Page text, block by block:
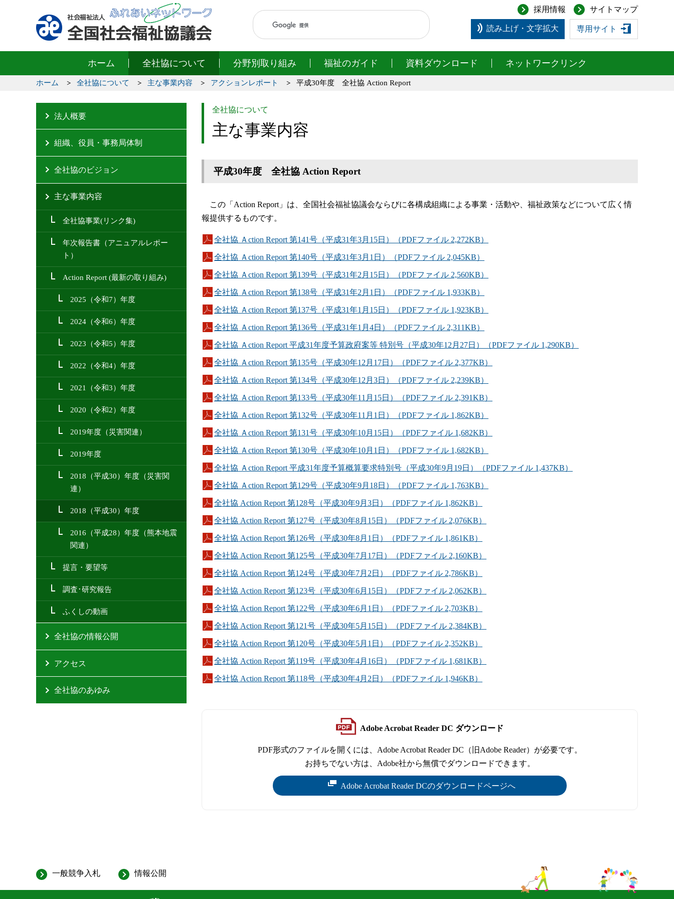
採用情報 サイトマップ
読み上げ・文字拡大 専用サイト
ホーム 全社協について 分野別取り組み 福祉のガイド 資料ダウンロード ネットワークリンク
ホーム 全社協について 主な事業内容 アクションレポート 平成30年度 全社協 Action Report
全社協について
主な事業内容
平成30年度 全社協 Action Report
この「Action Report」は、全国社会福祉協議会ならびに各構成組織による事業・活動や、福祉政策などについて広く情
報提供するものです。
全社協 Ａction Report 第141号（平成31年3月15日）（PDFファイル 2,272KB）
全社協 Ａction Report 第140号（平成31年3月1日）（PDFファイル 2,045KB）
全社協 Ａction Report 第139号（平成31年2月15日）（PDFファイル 2,560KB）
全社協 Ａction Report 第138号（平成31年2月1日）（PDFファイル 1,933KB）
全社協 Ａction Report 第137号（平成31年1月15日）（PDFファイル 1,923KB）
全社協 Ａction Report 第136号（平成31年1月4日）（PDFファイル 2,311KB）
全社協 Ａction Report 平成31年度予算政府案等 特別号（平成30年12月27日）（PDFファイル 1,290KB）
全社協 Ａction Report 第135号（平成30年12月17日）（PDFファイル 2,377KB）
全社協 Ａction Report 第134号（平成30年12月3日）（PDFファイル 2,239KB）
全社協 Ａction Report 第133号（平成30年11月15日）（PDFファイル 2,391KB）
全社協 Ａction Report 第132号（平成30年11月1日）（PDFファイル 1,862KB）
全社協 Ａction Report 第131号（平成30年10月15日）（PDFファイル 1,682KB）
全社協 Ａction Report 第130号（平成30年10月1日）（PDFファイル 1,682KB）
全社協 Ａction Report 平成31年度予算概算要求特別号（平成30年9月19日）（PDFファイル 1,437KB）
全社協 Ａction Report 第129号（平成30年9月18日）（PDFファイル 1,763KB）
全社協 Action Report 第128号（平成30年9月3日）（PDFファイル 1,862KB）
全社協 Action Report 第127号（平成30年8月15日）（PDFファイル 2,076KB）
全社協 Action Report 第126号（平成30年8月1日）（PDFファイル 1,861KB）
全社協 Action Report 第125号（平成30年7月17日）（PDFファイル 2,160KB）
全社協 Action Report 第124号（平成30年7月2日）（PDFファイル 2,786KB）
全社協 Action Report 第123号（平成30年6月15日）（PDFファイル 2,062KB）
全社協 Action Report 第122号（平成30年6月1日）（PDFファイル 2,703KB）
全社協 Action Report 第121号（平成30年5月15日）（PDFファイル 2,384KB）
全社協 Action Report 第120号（平成30年5月1日）（PDFファイル 2,352KB）
全社協 Action Report 第119号（平成30年4月16日）（PDFファイル 1,681KB）
全社協 Action Report 第118号（平成30年4月2日）（PDFファイル 1,946KB）
Adobe Acrobat Reader DC ダウンロード
PDF形式のファイルを開くには、Adobe Acrobat Reader DC（旧Adobe Reader）が必要です。
お持ちでない方は、Adobe社から無償でダウンロードできます。
Adobe Acrobat Reader DCのダウンロードページへ
法人概要
組織、役員・事務局体制
全社協のビジョン
主な事業内容
全社協事業(リンク集)
年次報告書（アニュアルレポー
ト）
Action Report (最新の取り組み)
2025（令和7）年度
2024（令和6）年度
2023（令和5）年度
2022（令和4）年度
2021（令和3）年度
2020（令和2）年度
2019年度（災害関連）
2019年度
2018（平成30）年度（災害関
連）
2018（平成30）年度
2016（平成28）年度（熊本地震
関連）
提言・要望等
調査･研究報告
ふくしの動画
全社協の情報公開
アクセス
全社協のあゆみ
一般競争入札 情報公開